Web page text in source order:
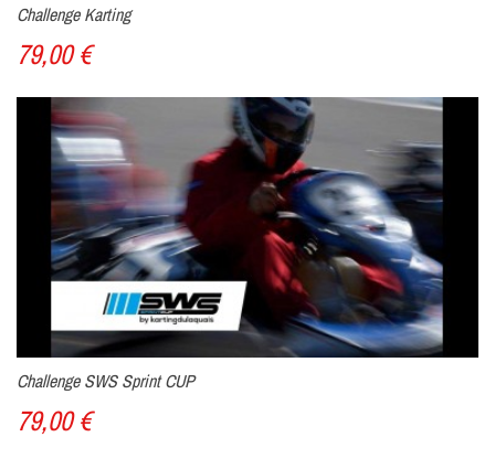
Challenge Karting
79,00 €
Challenge SWS Sprint CUP
79,00 €